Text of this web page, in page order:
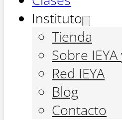
Instituto
Tienda
Sobre
Red IEYA
Blog
Contacto